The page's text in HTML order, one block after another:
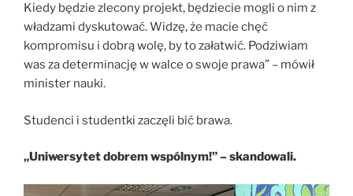
Kiedy będzie zlecony projekt, będziecie mogli o nim z
władzami dyskutować. Widzę, że macie chęć
kompromisu i dobrą wolę, by to załatwić. Podziwiam
was za determinację w walce o swoje prawa” – mówił
minister nauki.
Studenci i studentki zaczęli bić brawa.
„Uniwersytet dobrem wspólnym!” – skandowali.